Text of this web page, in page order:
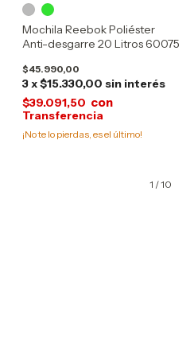
Mochila Reebok Poliéster
Anti-desgarre 20 Litros 60075
$45.990,00
3x$15.330,00 sin interés
$39.091,50 con
¡No te lo pierdas, es el último!
1 /10